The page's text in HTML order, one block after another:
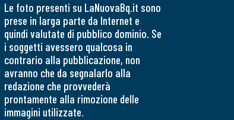
Le foto presenti su LaNuovaBq.it sono
prese in larga parte da Internet e
quindi valutate di pubblico dominio. Se
i soggetti avessero qualcosa in
contrario alla pubblicazione, non
avranno che da segnalarlo alla
redazione che provvederà
prontamente alla rimozione delle
immagini utilizzate.